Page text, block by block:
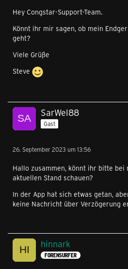
Hey Congstar-Support-Team.
Könnt ihr mir sagen, ob mein
geht?
Viele Grüße
Steve
SarWel88
Gast
26. September 2023 um 13:56
Hallo zusammen, könnt ihr bitte bei
aktuellen Stand schauen?
In der App hat sich etwas getan,
keine Nachricht über Verzögerung
hinnark
FORENSURFER